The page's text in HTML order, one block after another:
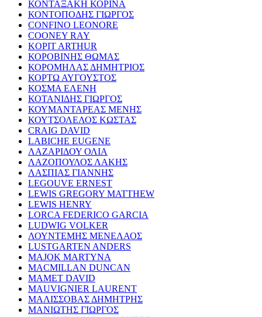
ΚΟΝΤΑΞΑΚΗ ΚΟΡΙΝΑ
ΚΟΝΤΟΠΟΔΗΣ ΓΙΩΡΓΟΣ
CONFINO LEONORE
COONEY RAY
KOPIT ARTHUR
ΚΟΡΟΒΙΝΗΣ ΘΩΜΑΣ
ΚΟΡΟΜΗΛΑΣ ΔΗΜΗΤΡΙΟΣ
ΚΟΡΤΩ ΑΥΓΟΥΣΤΟΣ
ΚΟΣΜΑ ΕΛΕΝΗ
ΚΟΤΑΝΙΔΗΣ ΓΙΩΡΓΟΣ
ΚΟΥΜΑΝΤΑΡΕΑΣ ΜΕΝΗΣ
ΚΟΥΤΣΟΛΕΛΟΣ ΚΩΣΤΑΣ
CRAIG DAVID
LABICHE EUGENE
ΛΑΖΑΡΙΔΟΥ ΟΛΙΑ
ΛΑΖΟΠΟΥΛΟΣ ΛΑΚΗΣ
ΛΑΣΠΙΑΣ ΓΙΑΝΝΗΣ
LEGOUVE ERNEST
LEWIS GREGORY MATTHEW
LEWIS HENRY
LORCA FEDERICO GARCIA
LUDWIG VOLKER
ΛΟΥΝΤΕΜΗΣ ΜΕΝΕΛΑΟΣ
LUSTGARTEN ANDERS
MAJOK MARTYNA
MACMILLAN DUNCAN
MAMET DAVID
MAUVIGNIER LAURENT
ΜΑΛΙΣΣΟΒΑΣ ΔΗΜΗΤΡΗΣ
ΜΑΝΙΩΤΗΣ ΓΙΩΡΓΟΣ